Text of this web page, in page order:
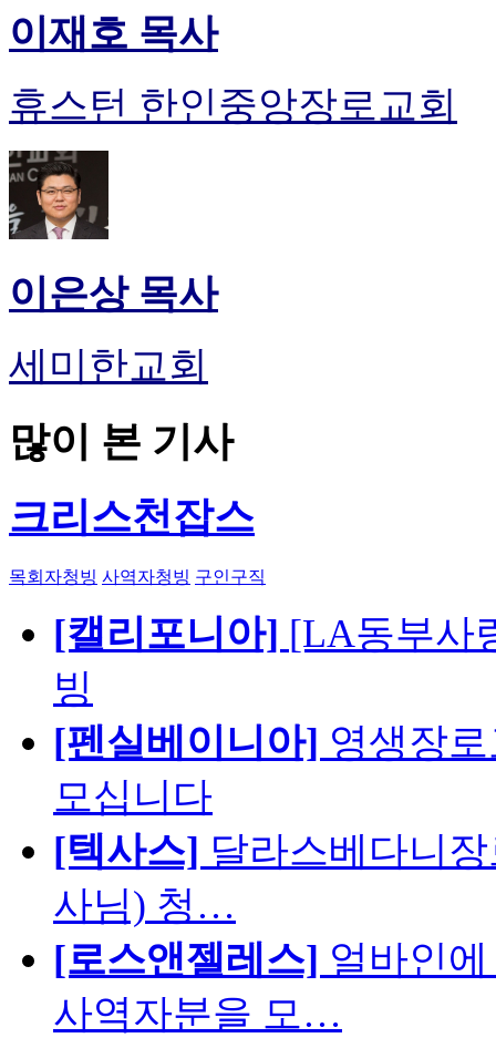
이재호 목사
휴스턴 한인중앙장로교회
이은상 목사
세미한교회
많이 본 기사
크리스천잡스
목회자청빙 사역자청빙 구인구직
[캘리포니아] [LA동부사
빙
[펜실베이니아] 영생장
모십니다
[텍사스] 달라스베다니
사님) 청…
[로스앤젤레스] 얼바인
사역자분을 모…